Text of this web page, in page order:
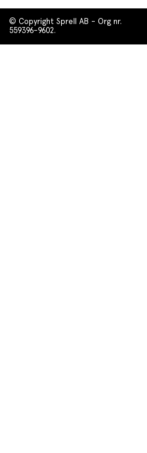
© Copyright Sprell AB - Org nr.
559396-9602.